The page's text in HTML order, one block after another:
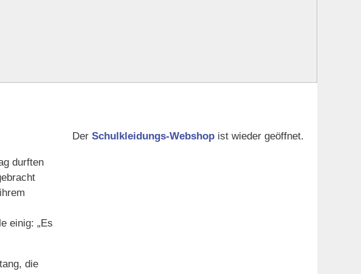
durften
einig: „Es
die
Der Schulkleidungs-Webshop ist wieder geöffnet.